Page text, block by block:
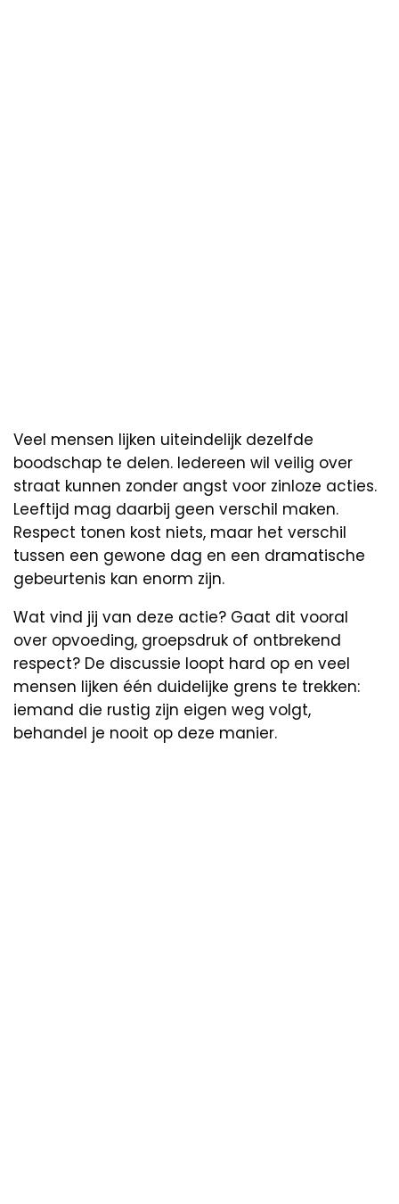
Veel mensen lijken uiteindelijk dezelfde
boodschap te delen. Iedereen wil veilig over
straat kunnen zonder angst voor zinloze acties.
Leeftijd mag daarbij geen verschil maken.
Respect tonen kost niets, maar het verschil
tussen een gewone dag en een dramatische
gebeurtenis kan enorm zijn.
Wat vind jij van deze actie? Gaat dit vooral
over opvoeding, groepsdruk of ontbrekend
respect? De discussie loopt hard op en veel
mensen lijken één duidelijke grens te trekken:
iemand die rustig zijn eigen weg volgt,
behandel je nooit op deze manier.